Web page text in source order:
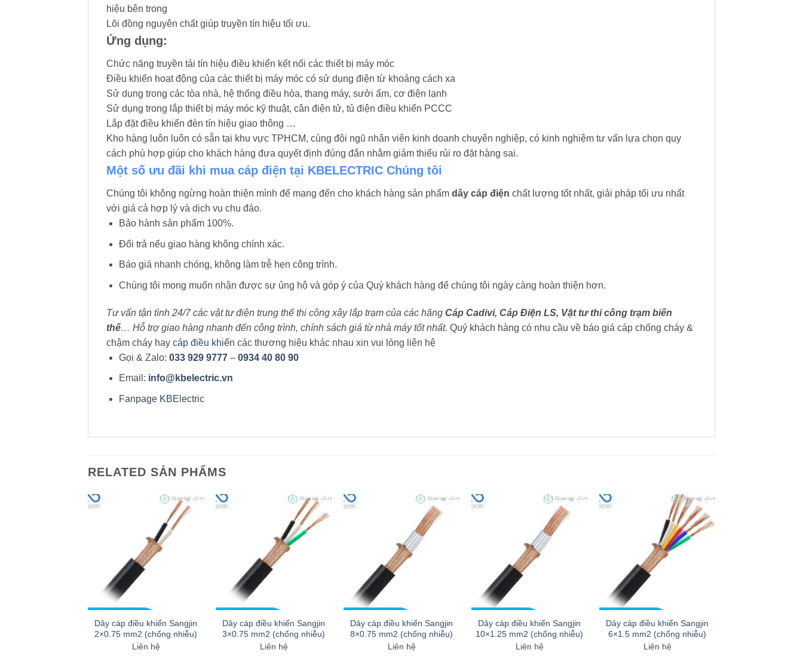
hiệu bên trong
Lõi đồng nguyên chất giúp truyền tín hiệu tối ưu.
Ứng dụng:
Chức năng truyền tải tín hiệu điều khiển kết nối các thiết bị máy móc
Điều khiển hoạt động của các thiết bị máy móc có sử dụng điện từ khoảng cách xa
Sử dụng trong các tòa nhà, hệ thống điều hòa, thang máy, sưởi ấm, cơ điện lạnh
Sử dụng trong lắp thiết bị máy móc kỹ thuật, cân điện tử, tủ điện điều khiển PCCC
Lắp đặt điều khiển đèn tín hiệu giao thông …
Kho hàng luôn luôn có sẵn tại khu vực TPHCM, cùng đội ngũ nhân viên kinh doanh chuyên nghiệp, có kinh nghiệm tư vấn lựa chọn quy
cách phù hợp giúp cho khách hàng đưa quyết định đúng đắn nhằm giảm thiểu rủi ro đặt hàng sai.
Một số ưu đãi khi mua cáp điện tại KBELECTRIC Chúng tôi
Chúng tôi không ngừng hoàn thiện mình để mang đến cho khách hàng sản phẩm dây cáp điện chất lượng tốt nhất, giải pháp tối ưu nhất
với giá cả hợp lý và dịch vụ chu đáo.
Bảo hành sản phẩm 100%.
Đổi trả nếu giao hàng không chính xác.
Báo giá nhanh chóng, không làm trễ hẹn công trình.
Chúng tôi mong muốn nhận được sự ủng hộ và góp ý của Quý khách hàng để chúng tôi ngày càng hoàn thiện hơn.
Tư vấn tận tình 24/7 các vật tư điện trung thế thi công xây lắp trạm của các hãng Cáp Cadivi, Cáp Điện LS, Vật tư thi công trạm biến
thế… Hỗ trợ giao hàng nhanh đến công trình, chính sách giá từ nhà máy tốt nhất. Quý khách hàng có nhu cầu về báo giá cáp chống cháy &
chậm cháy hay cáp điều khiển các thương hiệu khác nhau xin vui lòng liên hệ
Gọi & Zalo: 033 929 9777 – 0934 40 80 90
Email: info@kbelectric.vn
Fanpage KBElectric
RELATED SẢN PHẨMS
Dây cáp điều khiển Sangjin
2×0.75 mm2 (chống nhiễu)
Liên hệ
Dây cáp điều khiển Sangjin
3×0.75 mm2 (chống nhiễu)
Liên hệ
Dây cáp điều khiển Sangjin
8×0.75 mm2 (chống nhiễu)
Liên hệ
Dây cáp điều khiển Sangjin
10×1.25 mm2 (chống nhiễu)
Liên hệ
Dây cáp điều khiển Sangjin
6×1.5 mm2 (chống nhiễu)
Liên hệ